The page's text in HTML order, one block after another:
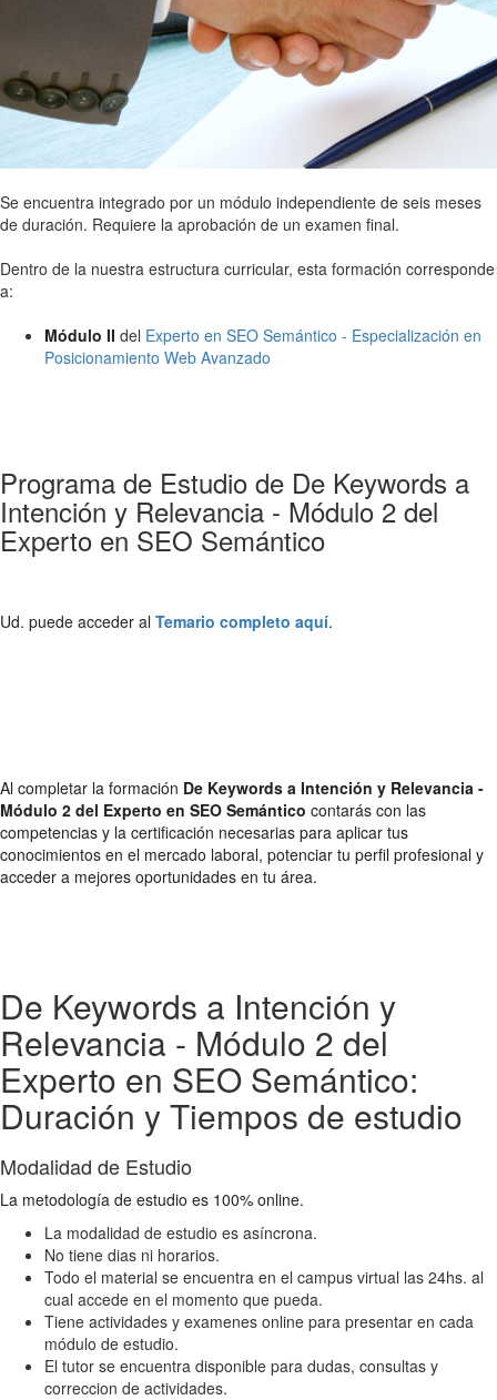
Se encuentra integrado por un módulo independiente de seis meses
de duración. Requiere la aprobación de un examen final.
Dentro de la nuestra estructura curricular, esta formación corresponde
a:
Módulo II del Experto en SEO Semántico - Especialización en
Posicionamiento Web Avanzado
Programa de Estudio de De Keywords a
Intención y Relevancia - Módulo 2 del
Experto en SEO Semántico
Ud. puede acceder al Temario completo aquí.
Al completar la formación De Keywords a Intención y Relevancia -
Módulo 2 del Experto en SEO Semántico contarás con las
competencias y la certificación necesarias para aplicar tus
conocimientos en el mercado laboral, potenciar tu perfil profesional y
acceder a mejores oportunidades en tu área.
De Keywords a Intención y
Relevancia - Módulo 2 del
Experto en SEO Semántico:
Duración y Tiempos de estudio
Modalidad de Estudio
La metodología de estudio es 100% online.
La modalidad de estudio es asíncrona.
No tiene dias ni horarios.
Todo el material se encuentra en el campus virtual las 24hs. al
cual accede en el momento que pueda.
Tiene actividades y examenes online para presentar en cada
módulo de estudio.
El tutor se encuentra disponible para dudas, consultas y
correccion de actividades.